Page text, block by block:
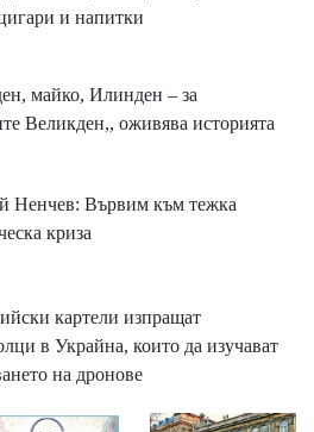
и напитки
майко, Илинден – за
Великден,, оживява историята
Ненчев: Вървим към тежка
криза
картели изпращат
в Украйна, които да изучават
на дронове